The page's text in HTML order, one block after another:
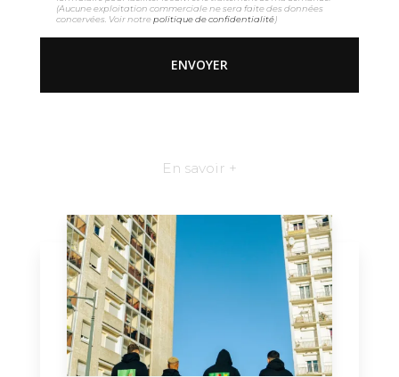
(Aucune exploitation commerciale ne sera faite des données
concervées. Voir notrepolitique de confidentialité)
En savoir +